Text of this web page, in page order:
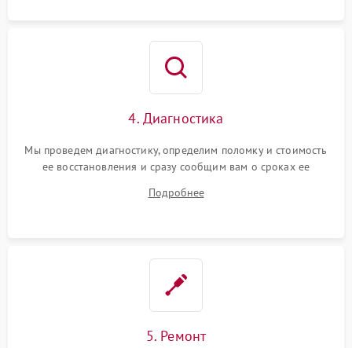
4. Диагностика
Мы проведем диагностику, определим поломку и стоимость
ее восстановления и сразу сообщим вам о сроках ее
Подробнее
5. Ремонт